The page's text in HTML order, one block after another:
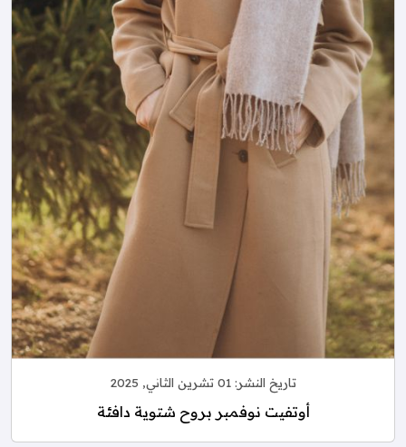
تاريخ النشر:01 تشرين الثاني, 2025
أوتفيت نوفمبر بروح شتوية دافئة